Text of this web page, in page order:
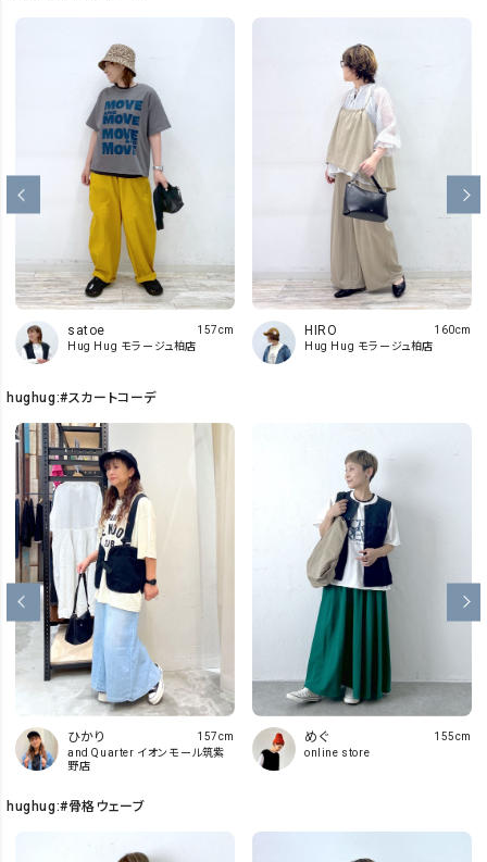
satoe
Hug Hug モラージュ柏店
157cm HIRO
Hug Hug モラージュ柏店
160cm
hughug:#スカートコーデ
ひかり
and Quarter イオンモール筑紫
野店
157cm めぐ
online store
155cm
hughug:#骨格ウェーブ